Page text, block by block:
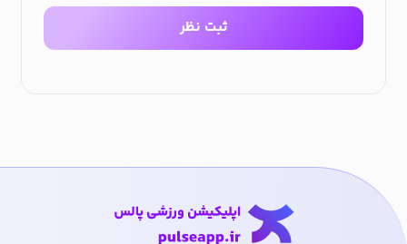
ثبت نظر